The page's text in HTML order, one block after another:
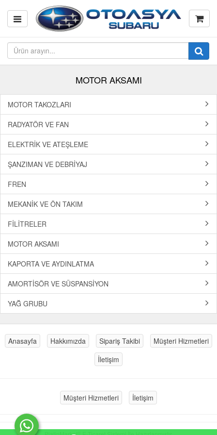
MOTOR AKSAMI
MOTOR TAKOZLARI
RADYATÖR VE FAN
ELEKTRİK VE ATEŞLEME
ŞANZIMAN VE DEBRİYAJ
FREN
MEKANİK VE ÖN TAKIM
FİLİTRELER
MOTOR AKSAMI
KAPORTA VE AYDINLATMA
AMORTİSÖR VE SÜSPANSİYON
YAĞ GRUBU
Anasayfa Hakkımızda Sipariş Takibi
Müşteri Hizmetleri
İletişim
Müşteri Hizmetleri İletişim